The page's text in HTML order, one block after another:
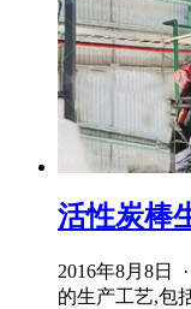
活性炭棒
2016年8月8日
的生产工艺,包